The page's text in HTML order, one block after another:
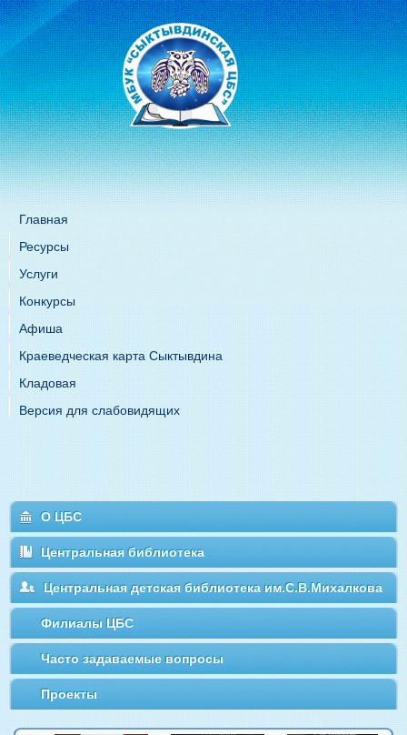
Главная
Ресурсы
Услуги
Конкурсы
Афиша
Краеведческая карта Сыктывдина
Кладовая
Версия для слабовидящих
О ЦБС
Центральная библиотека
Центральная детская библиотека им.С.В.Михалкова
Филиалы ЦБС
Часто задаваемые вопросы
Проекты